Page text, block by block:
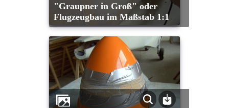
"Graupner in Groß" oder
Flugzeugbau im Maßstab 1:1